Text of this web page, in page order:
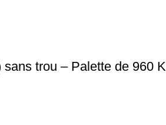
trou – Palette de 960